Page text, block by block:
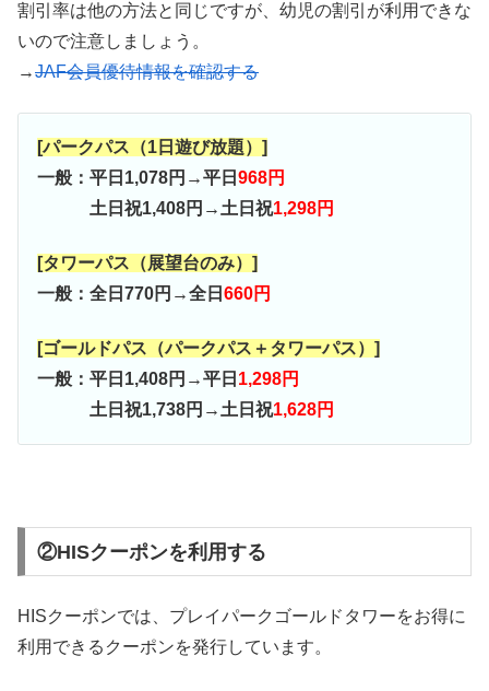
割引率は他の方法と同じですが、幼児の割引が利用できな
いので注意しましょう。
→JAF会員優待情報を確認する
[パークパス（1日遊び放題）]
一般：平日1,078円→平日 968円
土日祝1,408円→土日祝1,298円
[タワーパス（展望台のみ）]
一般：全日770円→全日 660円
[ゴールドパス（パークパス＋タワーパス）]
一般：平日1,408円→平日 1,298円
土日祝1,738円→土日祝1,628円
②HISクーポンを利用する
HISクーポンでは、プレイパークゴールドタワーをお得に
利用できるクーポンを発行しています。